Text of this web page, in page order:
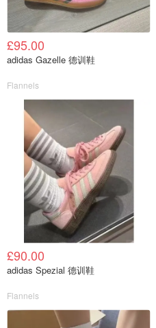
£95.00
adidas Gazelle 德训鞋
Flannels
£90.00
adidas Spezial 德训鞋
Flannels